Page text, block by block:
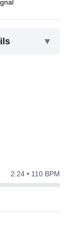
▼
2:24 • 110 BPM